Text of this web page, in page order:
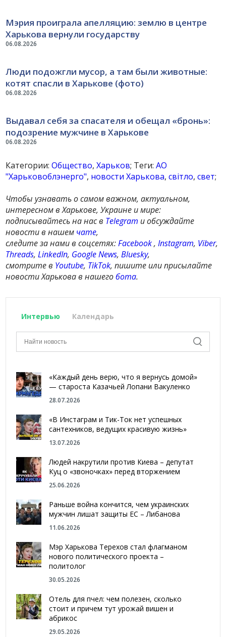
06.08.2026
Мэрия проиграла апелляцию: землю в центре
Харькова вернули государству
06.08.2026
Люди подожгли мусор, а там были животные:
котят спасли в Харькове (фото)
06.08.2026
Выдавал себя за спасателя и обещал «бронь»:
подозрение мужчине в Харькове
Категории:Общество,Харьков; Теги:АО
"Харьковоблэнерго", новости Харькова,світло,свет;
Чтобы узнавать о самом важном, актуальном,
интересном в Харькове, Украине и мире:
подписывайтесь на нас в Telegram и обсуждайте
новости в нашем чате,
следите за нами в соцсетях:Facebook,Instagram, Viber,
Threads,LinkedIn, Google News,Bluesky,
смотрите в Youtube, TikTok, пишите или присылайте
новости Харькова в нашегобота.
Интервью Календарь
«Каждый день верю, что я вернусь домой»
— староста Казачьей Лопани Вакуленко
28.07.2026
«В Инстаграм и Тик-Ток нет успешных
сантехников, ведущих красивую жизнь»
13.07.2026
Людей накрутили против Киева – депутат
Куц о «звоночках» перед вторжением
25.06.2026
Раньше война кончится, чем украинских
мужчин лишат защиты ЕС – Либанова
11.06.2026
Мэр Харькова Терехов стал флагманом
нового политического проекта –
политолог
30.05.2026
Отель для пчел: чем полезен, сколько
стоит и причем тут урожай вишен и
абрикос
29.05.2026